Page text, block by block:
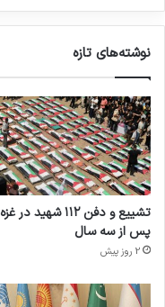
نوشته‌های تازه
تشییع و دفن ۱۱۲ شهید در غزه
پس از سه سال
2 روز پیش